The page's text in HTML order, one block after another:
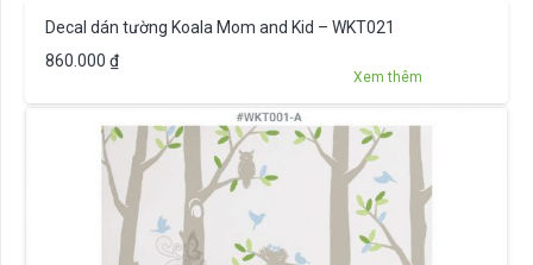
Decal dán tường Koala Mom and Kid – WKT021
860.000 ₫
Xem thêm